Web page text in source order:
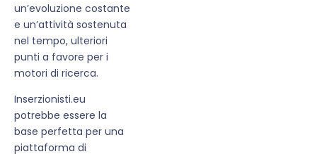
un’evoluzione costante
e un’attività sostenuta
nel tempo, ulteriori
punti a favore per i
motori di ricerca.
Inserzionisti.eu
potrebbe essere la
base perfetta per una
piattaforma di